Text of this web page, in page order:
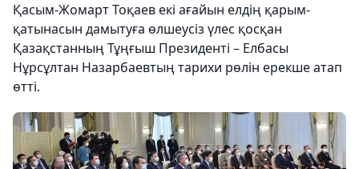
Қасым-Жомарт Тоқаев екі ағайын елдің қарым-
қатынасын дамытуға өлшеусіз үлес қосқан
Қазақстанның Тұңғыш Президенті – Елбасы
Нұрсұлтан Назарбаевтың тарихи рөлін ерекше атап
өтті.